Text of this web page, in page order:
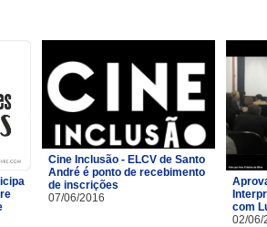
Cine Inclusão - ELCV de Santo
André é ponto de recebimento
de inscrições
07/06/2016
com
02/06/